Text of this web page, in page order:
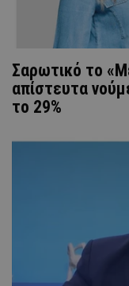
Σαρωτικό το
απίστευτα
το 29%